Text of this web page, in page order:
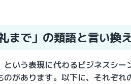
まで」の類語と言い換
という表現に代わるビジネスシ
のがあります。以下に、それぞ